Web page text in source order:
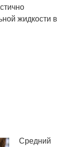
жидкости в
Средний